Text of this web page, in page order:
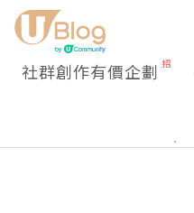
社群創作有價企劃